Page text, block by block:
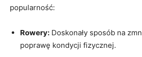
popularność:
Rowery: Doskonały‍ sposób na
poprawę kondycji fizycznej.